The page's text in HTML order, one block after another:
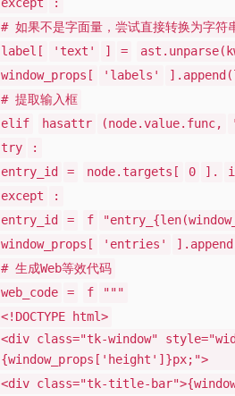
# 如果不是字面量，尝试直接转换为字符
label[
'text' ] =
window_props[
'labels'
# 提取输入框
elif
hasattr (node.value.func,
try
:
entry_id
= node.targets[ 0 ].
except
:
entry_id
= f
window_props[
'entries'
# 生成Web等效代码
web_code
= f
"""
<!DOCTYPE html>
<div class="tk-window"
{window_props['height']}px;">
<div class="tk-title-